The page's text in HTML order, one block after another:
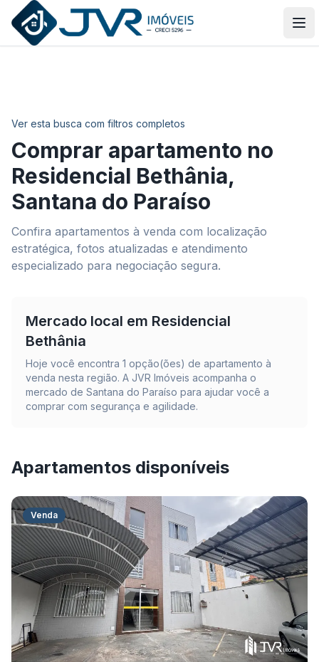
JVR Imóveis
Ver esta busca com filtros completos
Comprar apartamento no
Residencial Bethânia,
Santana do Paraíso
Confira apartamentos à venda com localização
estratégica, fotos atualizadas e atendimento
especializado para negociação segura.
Mercado local em Residencial
Bethânia
Hoje você encontra 1 opção(ões) de apartamento à
venda nesta região. A JVR Imóveis acompanha o
mercado de Santana do Paraíso para ajudar você a
comprar com segurança e agilidade.
Apartamentos disponíveis
Venda